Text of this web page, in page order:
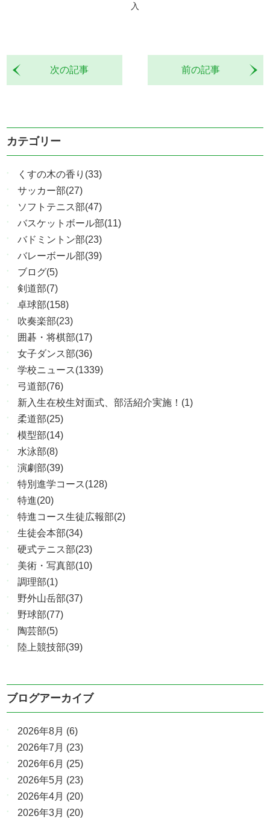
入
前の記事
次の記事
カテゴリー
くすの木の香り(33)
サッカー部(27)
ソフトテニス部(47)
バスケットボール部(11)
バドミントン部(23)
バレーボール部(39)
ブログ(5)
剣道部(7)
卓球部(158)
吹奏楽部(23)
囲碁・将棋部(17)
女子ダンス部(36)
学校ニュース(1339)
弓道部(76)
新入生在校生対面式、部活紹介実施！(1)
柔道部(25)
模型部(14)
水泳部(8)
演劇部(39)
特別進学コース(128)
特進(20)
特進コース生徒広報部(2)
生徒会本部(34)
硬式テニス部(23)
美術・写真部(10)
調理部(1)
野外山岳部(37)
野球部(77)
陶芸部(5)
陸上競技部(39)
ブログアーカイブ
2026年8月 (6)
2026年7月 (23)
2026年6月 (25)
2026年5月 (23)
2026年4月 (20)
2026年3月 (20)